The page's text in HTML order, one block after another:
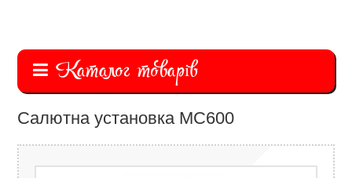
Каталог товарів
Салютна установка MC600